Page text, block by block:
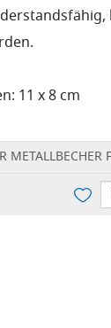
11 x 8 cm
METALLBECHER